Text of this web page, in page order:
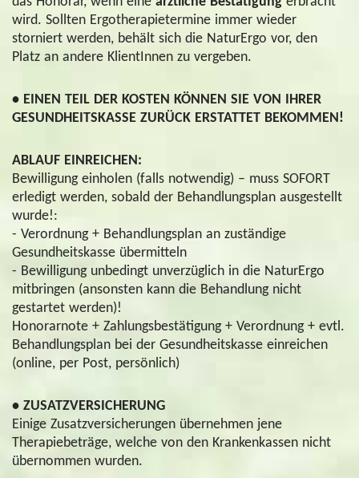
wird. Sollten Ergotherapietermine immer wieder
storniert werden, behält sich die NaturErgo vor, den
Platz an andere KlientInnen zu vergeben.
• EINEN TEIL DER KOSTEN KÖNNEN SIE VON IHRER
GESUNDHEITSKASSE ZURÜCK ERSTATTET BEKOMMEN!
ABLAUF EINREICHEN:
Bewilligung einholen (falls notwendig) – muss SOFORT
erledigt werden, sobald der Behandlungsplan ausgestellt
wurde!:
- Verordnung + Behandlungsplan an zuständige
Gesundheitskasse übermitteln
- Bewilligung unbedingt unverzüglich in die NaturErgo
mitbringen (ansonsten kann die Behandlung nicht
gestartet werden)!
Honorarnote + Zahlungsbestätigung + Verordnung + evtl.
Behandlungsplan bei der Gesundheitskasse einreichen
(online, per Post, persönlich)
• ZUSATZVERSICHERUNG
Einige Zusatzversicherungen übernehmen jene
Therapiebeträge, welche von den Krankenkassen nicht
übernommen wurden.